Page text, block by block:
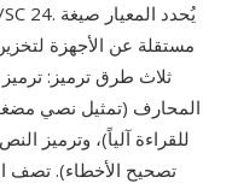
مستقلة عن الأجهزة
المحارف (تمثيل نصي
للقراءة آلياً)، وترميز
تصحيح الأخطاء). تصف